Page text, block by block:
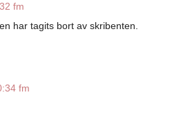
fm
har tagits bort av skribenten.
fm